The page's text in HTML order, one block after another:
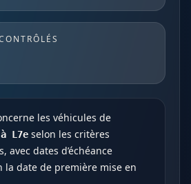
les véhicules de
L7eselon les critères
avec dates d’échéance
la date de première mise en